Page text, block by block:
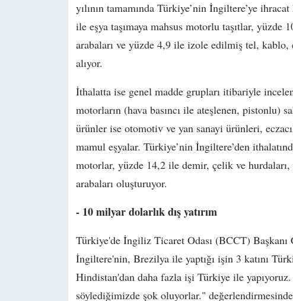
yılının tamamında Türkiye’nin İngiltere’ye
ile eşya taşımaya mahsus motorlu taşıtlar, yüzde
arabaları ve yüzde 4,9 ile izole edilmiş tel,
alıyor.
İthalatta ise genel madde grupları itibariyle
motorların (hava basıncı ile ateşlenen,
ürünler ise otomotiv ve yan sanayi ürünleri,
mamul eşyalar. Türkiye’nin İngiltere’den
motorlar, yüzde 14,2 ile demir, çelik ve
arabaları oluşturuyor.
- 10 milyar dolarlık dış yatırım
Türkiye'de İngiliz Ticaret Odası (BCCT) Başkanı
İngiltere'nin, Brezilya ile yaptığı işin 3 katını
Hindistan'dan daha fazla işi Türkiye ile
söylediğimizde şok oluyorlar."